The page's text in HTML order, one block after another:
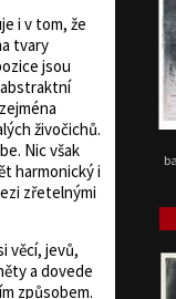
i v tom, že
tvary
jsou
živočichů.
Nic však
harmonický i
zřetelnými
věcí, jevů,
a dovede
způsobem.